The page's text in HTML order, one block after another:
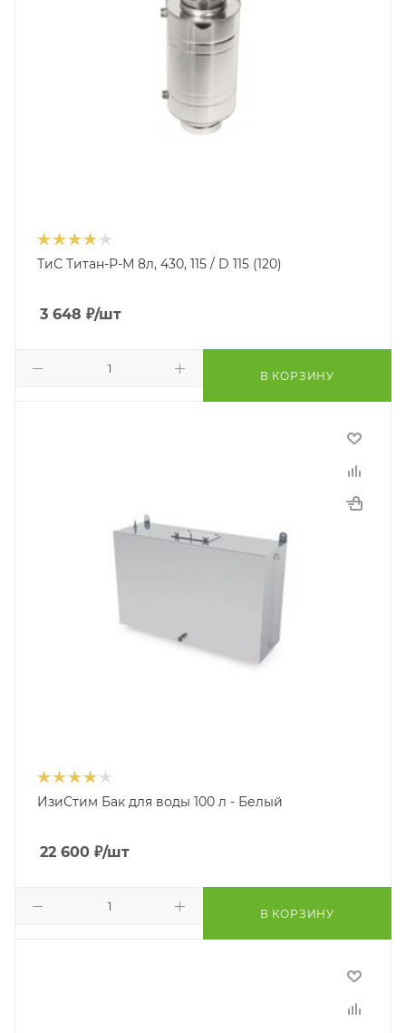
ТиС Титан-Р-М 8л, 430, 115 / D 115 (120)
3 648 ₽/шт
В КОРЗИНУ
ИзиСтим Бак для воды 100 л - Белый
22 600 ₽/шт
В КОРЗИНУ